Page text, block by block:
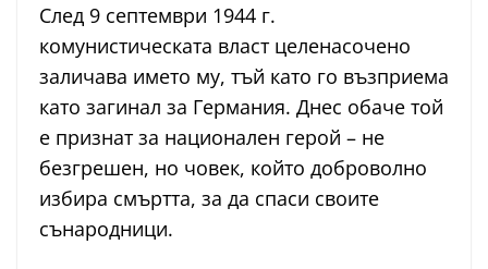
След 9 септември 1944 г.
комунистическата власт целенасочено
заличава името му, тъй като го възприема
като загинал за Германия. Днес обаче той
е признат за национален герой – не
безгрешен, но човек, който доброволно
избира смъртта, за да спаси своите
сънародници.